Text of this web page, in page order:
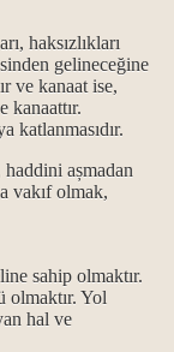
haksızlıkları
gelineceğine
ve kanaat ise,
kanaattır.
katlanmasıdır.
așmadan
vakıf olmak,
sahip olmaktır.
Yol
hal ve